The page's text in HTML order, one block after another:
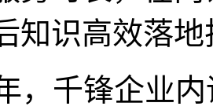
知识高效落
千锋企业内